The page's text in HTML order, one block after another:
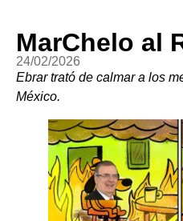
MarChelo al
24/02/2026
Ebrar trató de calmar a los
México.